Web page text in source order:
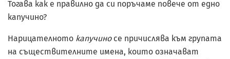
Тогава как е правилно да си поръчаме повече от едно
капучино?
Нарицателното капучиносе причислява към групата
на съществителните имена, които означават